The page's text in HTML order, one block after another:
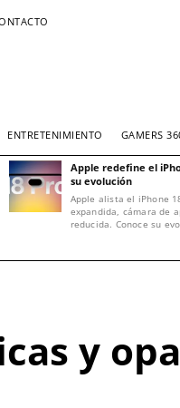
ENTRETENIMIENTO GAMERS
Apple redefine el
su evolución
Apple alista el iPhone
expandida, cámara de
reducida. Conoce su
y